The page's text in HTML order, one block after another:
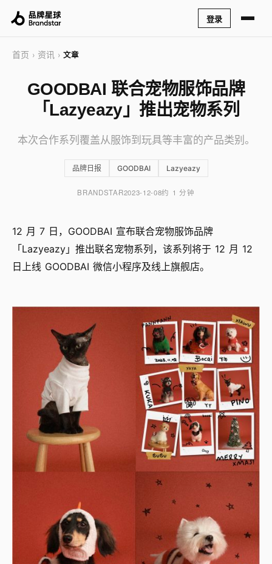
登录
首页 › 资讯 › 文章
GOODBAI 联合宠物服饰品牌
「Lazyeazy」推出宠物系列
本次合作系列覆盖从服饰到玩具等丰富的产品类别。
品牌日报 GOODBAI Lazyeazy
BRANDSTAR2023-12-08约 1 分钟
12 月 7 日，GOODBAI 宣布联合宠物服饰品牌
「Lazyeazy」推出联名宠物系列，该系列将于 12 月 12
日上线 GOODBAI 微信小程序及线上旗舰店。